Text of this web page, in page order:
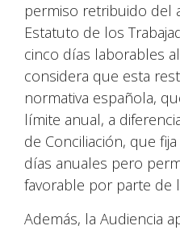
permiso retribuido del
Estatuto de los
cinco días laborables
considera que esta
normativa española,
límite anual, a
de Conciliación, que
días anuales pero
favorable por parte de
Además, la Audiencia